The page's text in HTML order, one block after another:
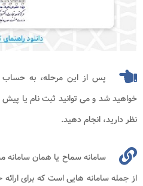
پس از این مرحله، به
خواهید شد و می توانید ثبت نام یا پیش
نظر دارید، انجام دهید.
سامانه سماح یا همان سامانه
از جمله سامانه هایی است که برای